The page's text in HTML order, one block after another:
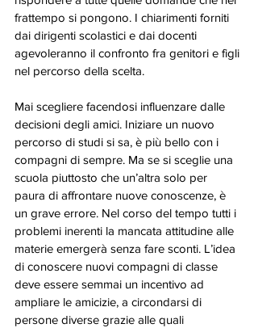
frattempo si pongono. I chiarimenti forniti
dai dirigenti scolastici e dai docenti
agevoleranno il confronto fra genitori e figli
nel percorso della scelta.
Mai scegliere facendosi influenzare dalle
decisioni degli amici. Iniziare un nuovo
percorso di studi si sa, è più bello con i
compagni di sempre. Ma se si sceglie una
scuola piuttosto che un’altra solo per
paura di affrontare nuove conoscenze, è
un grave errore. Nel corso del tempo tutti i
problemi inerenti la mancata attitudine alle
materie emergerà senza fare sconti. L’idea
di conoscere nuovi compagni di classe
deve essere semmai un incentivo ad
ampliare le amicizie, a circondarsi di
persone diverse grazie alle quali